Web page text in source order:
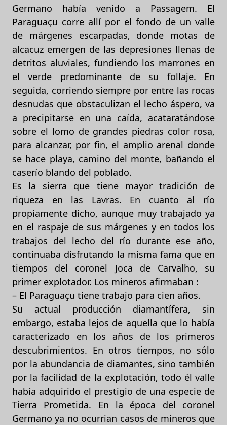
Germano había venido a Passagem. El
Paraguaçu corre allí por el fondo de un valle
de márgenes escarpadas, donde motas de
alcacuz emergen de las depresiones llenas de
detritos aluviales, fundiendo los marrones en
el verde predominante de su follaje. En
seguida, corriendo siempre por entre las rocas
desnudas que obstaculizan el lecho áspero, va
a precipitarse en una caída, acataratándose
sobre el lomo de grandes piedras color rosa,
para alcanzar, por fin, el amplio arenal donde
se hace playa, camino del monte, bañando el
caserío blando del poblado.
Es la sierra que tiene mayor tradición de
riqueza en las Lavras. En cuanto al río
propiamente dicho, aunque muy trabajado ya
en el raspaje de sus márgenes y en todos los
trabajos del lecho del río durante ese año,
continuaba disfrutando la misma fama que en
tiempos del coronel Joca de Carvalho, su
primer explotador. Los mineros afirmaban :
– El Paraguaçu tiene trabajo para cien años.
Su actual producción diamantífera, sin
embargo, estaba lejos de aquella que lo había
caracterizado en los años de los primeros
descubrimientos. En otros tiempos, no sólo
por la abundancia de diamantes, sino también
por la facilidad de la explotación, todo él valle
había adquirido el prestigio de una especie de
Tierra Prometida. En la época del coronel
Germano ya no ocurrian casos de mineros que